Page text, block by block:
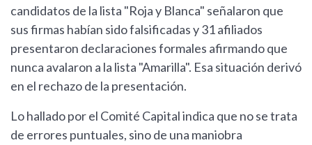
candidatos de la lista "Roja y Blanca" señalaron que
sus firmas habían sido falsificadas y 31 afiliados
presentaron declaraciones formales afirmando que
nunca avalaron a la lista "Amarilla". Esa situación derivó
en el rechazo de la presentación.
Lo hallado por el Comité Capital indica que no se trata
de errores puntuales, sino de una maniobra